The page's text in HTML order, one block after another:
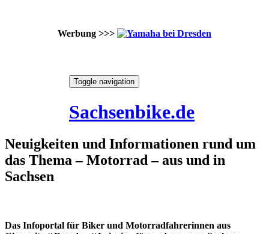
Werbung >>>
Toggle navigation
Sachsenbike.de
Neuigkeiten und Informationen rund um
das Thema – Motorrad – aus und in
Sachsen
Das Infoportal für Biker und Motorradfahrerinnen aus